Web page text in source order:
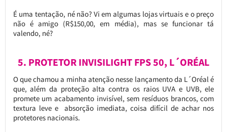
É uma tentação, né não? Vi em algumas lojas virtuais e o preço
não é amigo (R$150,00, em média), mas se funcionar tá
valendo, né?
5. PROTETOR INVISILIGHT FPS 50, L´ORÉAL
O que chamou a minha atenção nesse lançamento da L´Oréal é
que, além da proteção alta contra os raios UVA e UVB, ele
promete um acabamento invisível, sem resíduos brancos, com
textura leve e absorção imediata, coisa difícil de achar nos
protetores nacionais.